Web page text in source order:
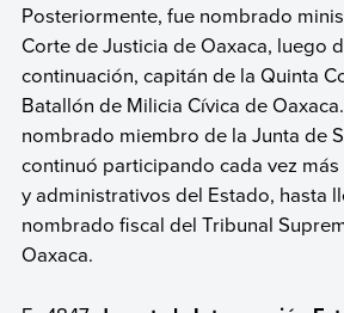
Posteriormente, fue nombrado
Corte de Justicia de Oaxaca, luego
continuación, capitán de la Quinta
Batallón de Milicia Cívica de
nombrado miembro de la Junta de
continuó participando cada vez
y administrativos del Estado, hasta
nombrado fiscal del Tribunal
Oaxaca.